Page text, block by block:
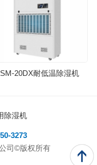
20DX耐低温除湿机
除湿机
3273
司©版权所有